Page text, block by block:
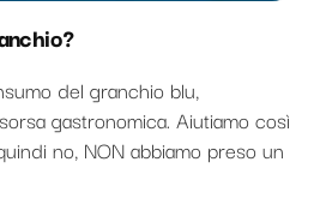
del granchio blu,
gastronomica. Aiutiamo così
no, NON abbiamo preso un